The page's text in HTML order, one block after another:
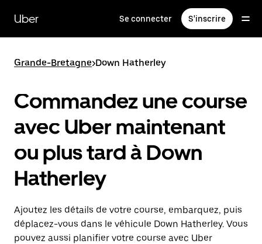
contenu
principal
Uber Se connecter S'inscrire
Grande-Bretagne>Down Hatherley
Commandez une course
avec Uber maintenant
ou plus tard à Down
Hatherley
Ajoutez les détails de votre course, embarquez, puis
déplacez-vous dans le véhicule Down Hatherley. Vous
pouvez aussi planifier votre course avec Uber